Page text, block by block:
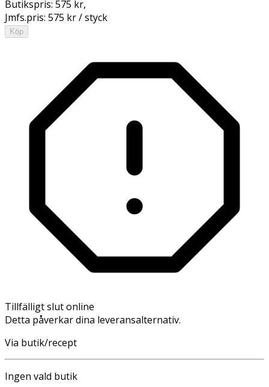
Butikspris: 575 kr,
Jmfs.pris: 575 kr / styck
Köp
Tillfälligt slut online
Detta påverkar dina leveransalternativ.
Via butik/recept
Ingen vald butik